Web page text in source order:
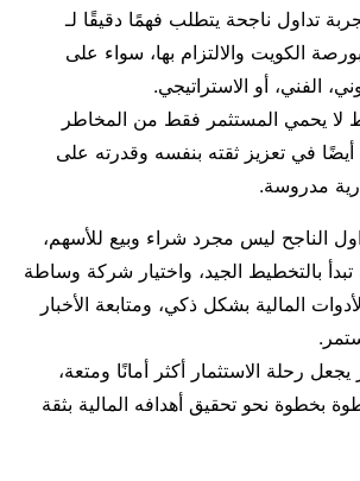
تداول ناجحة يتطلب فهمًا دقيقًا لـ
الكويت والالتزام بها، سواء على
الفني، أو الاستراتيجي.
لا يحمي المستثمر فقط من المخاطر
أيضًا في تعزيز ثقته بنفسه وقدرته على
مدروسة.
الناجح ليس مجرد شراء وبيع للأسهم،
بالتخطيط الجيد، واختيار شركة وساطة
المالية بشكل ذكي، ومتابعة الأخبار
يجعل رحلة الاستثمار أكثر أمانًا ومتعة،
بخطوة نحو تحقيق أهدافه المالية بثقة